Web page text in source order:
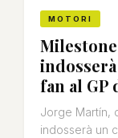
MOTORI
fan al GP
Jorge Martín,
indosserà un